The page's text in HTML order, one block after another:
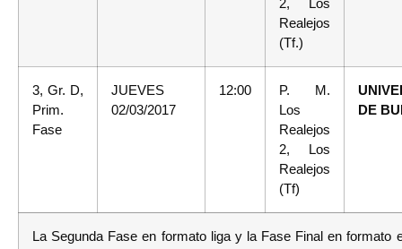
Realejos
(Tf.)
3, Gr. D,
Prim.
Fase
JUEVES
02/03/2017
12:00
P. M.
Los
Realejos
2, Los
Realejos
(Tf)
DE
La Segunda Fase en formato liga y la Fase Final en formato